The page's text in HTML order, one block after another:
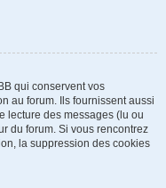
qui conservent vos
au forum. Ils fournissent aussi
lecture des messages (lu ou
du forum. Si vous rencontrez
la suppression des cookies